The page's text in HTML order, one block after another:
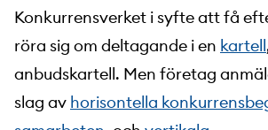
Konkurrensverket i syfte att få
röra sig om deltagande i en kartell
anbudskartell. Men företag
slag av horisontella